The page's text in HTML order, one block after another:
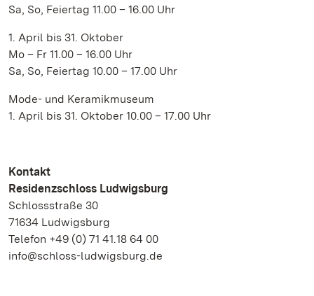
Sa, So, Feiertag 11.00 – 16.00 Uhr
1. April bis 31. Oktober
Mo – Fr 11.00 – 16.00 Uhr
Sa, So, Feiertag 10.00 – 17.00 Uhr
Mode- und Keramikmuseum
1. April bis 31. Oktober 10.00 – 17.00 Uhr
Kontakt
Residenzschloss Ludwigsburg
Schlossstraße 30
71634 Ludwigsburg
Telefon +49 (0) 71 41.18 64 00
info@schloss-ludwigsburg.de